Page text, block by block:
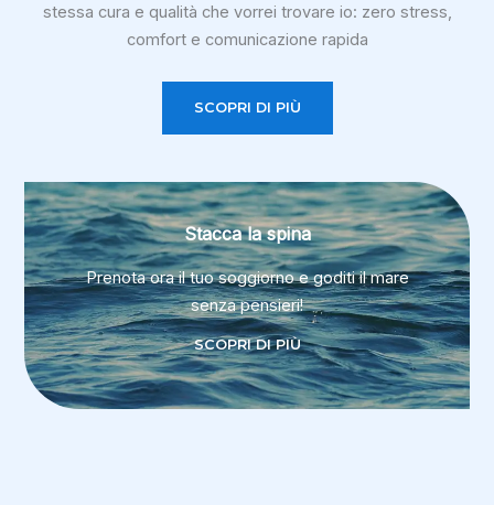
stessa cura e qualità che vorrei trovare io: zero stress,
comfort e comunicazione rapida
SCOPRI DI PIÙ
Stacca la spina
Prenota ora il tuo soggiorno e goditi il mare
senza pensieri!
SCOPRI DI PIÙ